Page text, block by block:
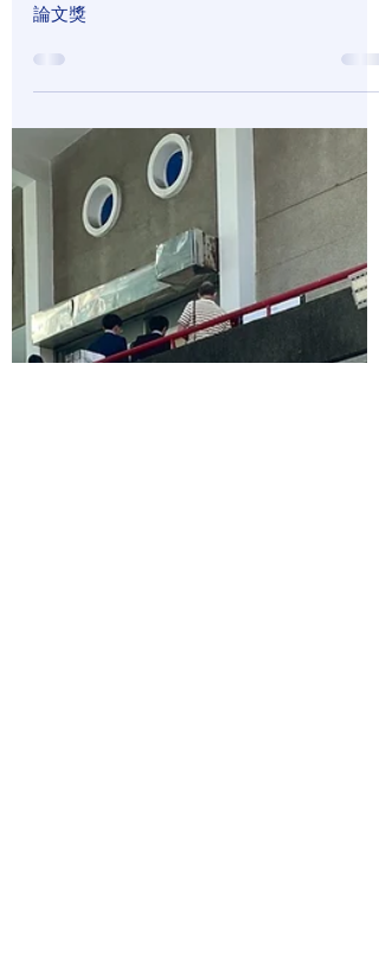
恭賀 本學會常務監事 臺灣大
學 張書瑋 教授 榮獲 115年度
社團法人中國工程師學會 工
程論文獎
恭賀 本學會常務監事 臺灣大學 張書瑋 教授
榮獲 115年度 社團法人中國工程師學會 工程
論文獎